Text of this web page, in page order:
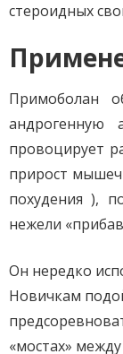
стероидных
Примоболан
андрогенную
провоцирует
прирост
похудения ),
нежели
Он нередко
Новичкам
«мостах»